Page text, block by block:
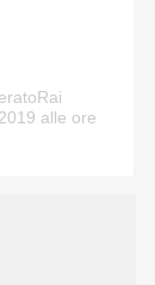
alle ore